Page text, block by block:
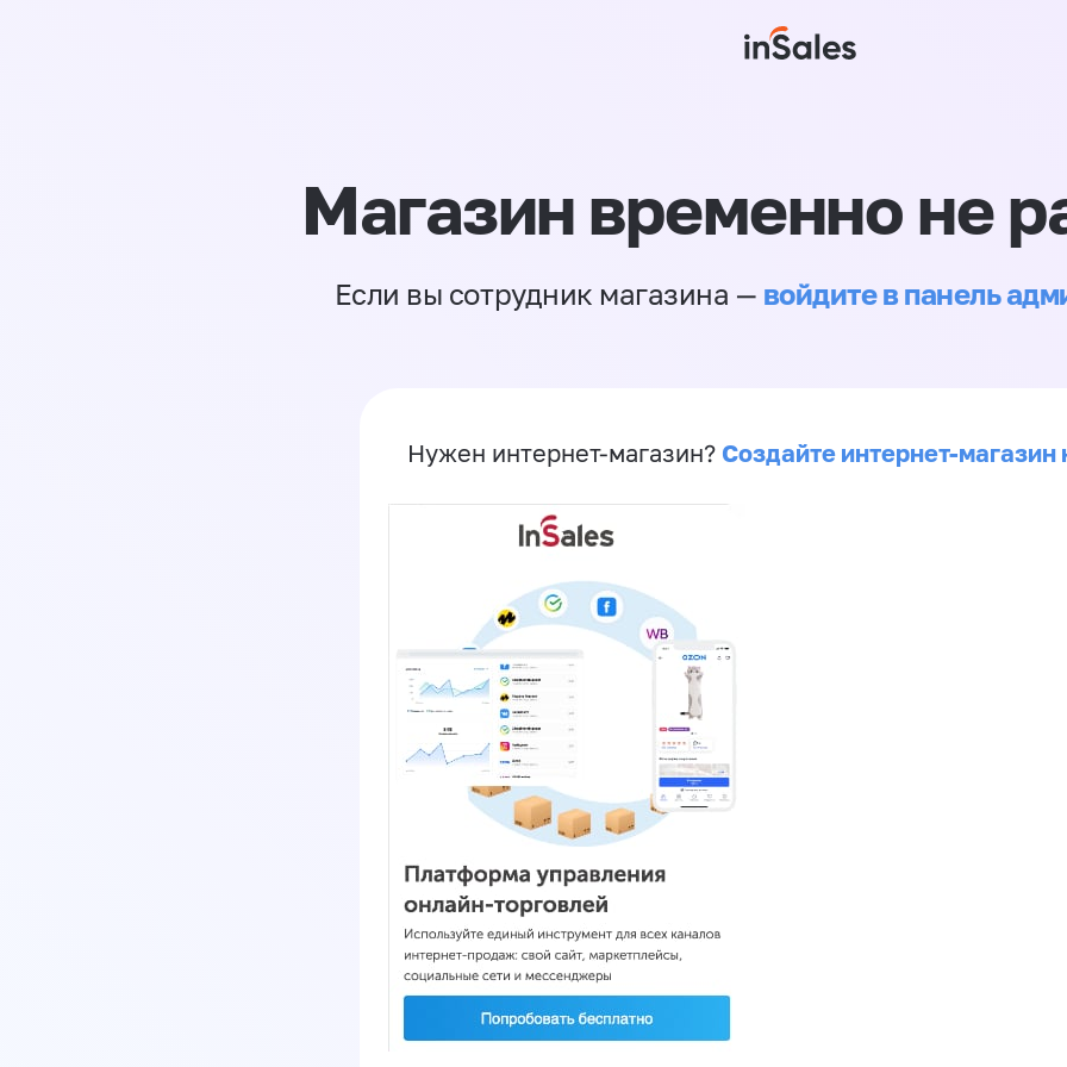
Магазин временно не
Если вы сотрудник магазина — войдите в панель
Нужен интернет-магазин? Создайте интернет-магазин